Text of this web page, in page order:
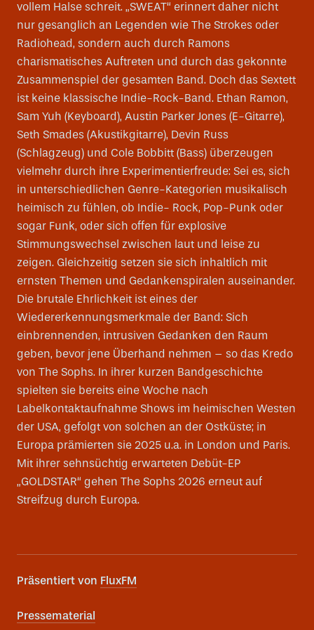
vollem Halse schreit. „SWEAT“ erinnert daher nicht
nur gesanglich an Legenden wie The Strokes oder
Radiohead, sondern auch durch Ramons
charismatisches Auftreten und durch das gekonnte
Zusammenspiel der gesamten Band. Doch das Sextett
ist keine klassische Indie-Rock-Band. Ethan Ramon,
Sam Yuh (Keyboard), Austin Parker Jones (E-Gitarre),
Seth Smades (Akustikgitarre), Devin Russ
(Schlagzeug) und Cole Bobbitt (Bass) überzeugen
vielmehr durch ihre Experimentierfreude: Sei es, sich
in unterschiedlichen Genre-Kategorien musikalisch
heimisch zu fühlen, ob Indie- Rock, Pop-Punk oder
sogar Funk, oder sich offen für explosive
Stimmungswechsel zwischen laut und leise zu
zeigen. Gleichzeitig setzen sie sich inhaltlich mit
ernsten Themen und Gedankenspiralen auseinander.
Die brutale Ehrlichkeit ist eines der
Wiedererkennungsmerkmale der Band: Sich
einbrennenden, intrusiven Gedanken den Raum
geben, bevor jene Überhand nehmen – so das Kredo
von The Sophs. In ihrer kurzen Bandgeschichte
spielten sie bereits eine Woche nach
Labelkontaktaufnahme Shows im heimischen Westen
der USA, gefolgt von solchen an der Ostküste; in
Europa prämierten sie 2025 u.a. in London und Paris.
Mit ihrer sehnsüchtig erwarteten Debüt-EP
„GOLDSTAR“ gehen The Sophs 2026 erneut auf
Streifzug durch Europa.
Präsentiert von FluxFM
Pressematerial